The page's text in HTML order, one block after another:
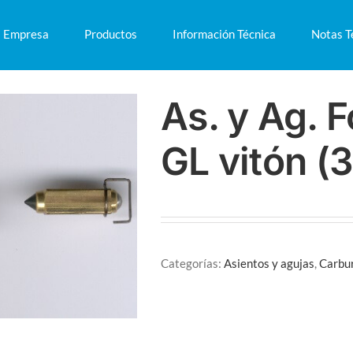
Empresa Productos Información Técnica Notas
As. y Ag.
GL vitón
Categorías: Asientos y agujas,